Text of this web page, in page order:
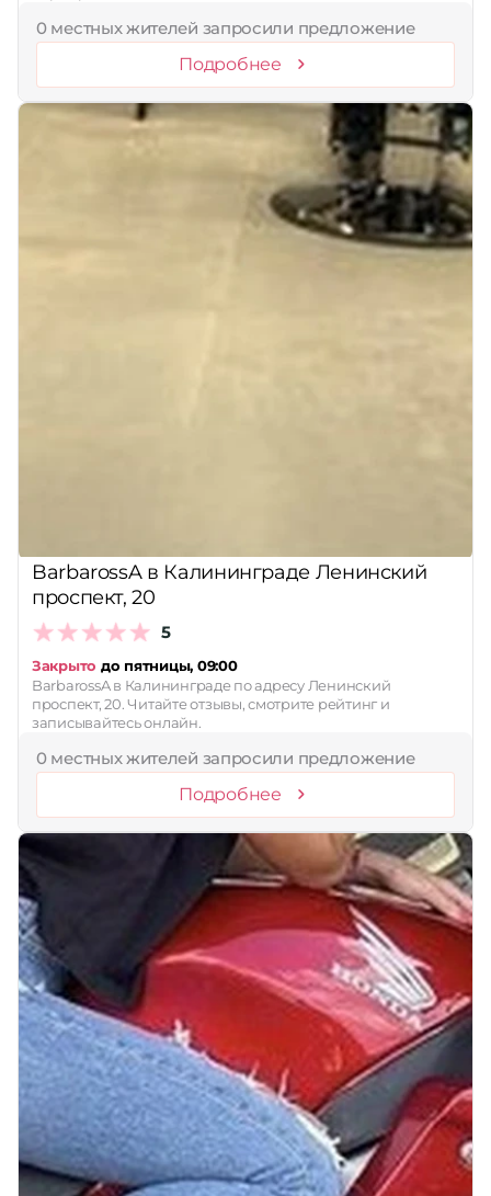
0 местных жителей запросили предложение
Подробнее
BarbarossA в Калининграде Ленинский
проспект, 20
5
Закрыто до пятницы, 09:00
BarbarossA в Калининграде по адресу Ленинский
проспект, 20. Читайте отзывы, смотрите рейтинг и
записывайтесь онлайн.
0 местных жителей запросили предложение
Подробнее